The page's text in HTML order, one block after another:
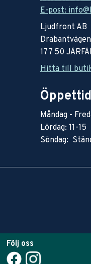
E-post:
Ljudfront AB
177 50
Hitta till
Måndag -
Lördag: 11-15
Söndag:
Följ oss